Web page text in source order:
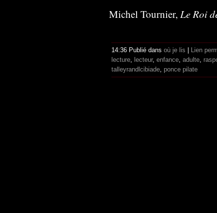
Michel Tournier, Le Roi
14:36 Publié dans où je lis
Lien
lecture, lecteur, enfance, adulte,
talleyrandlcibiade, ponce pilate